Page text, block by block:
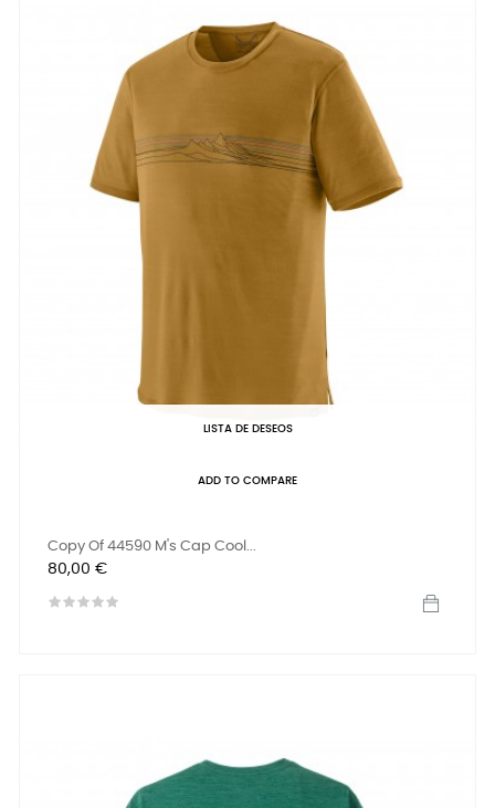
LISTA DE DESEOS
ADD TO COMPARE
Copy Of 44590 M's Cap Cool...
Precio
80,00 €